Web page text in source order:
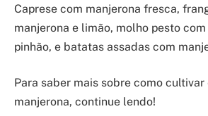
Caprese com manjerona fresca,
manjerona e limão, molho pesto
pinhão, e batatas assadas com
Para saber mais sobre como cultivar
manjerona, continue lendo!